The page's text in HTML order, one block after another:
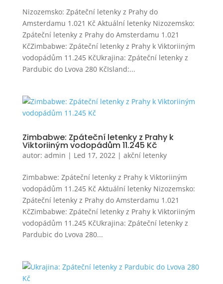
Nizozemsko: Zpáteční letenky z Prahy do
Amsterdamu 1.021 Kč Aktuální letenky Nizozemsko:
Zpáteční letenky z Prahy do Amsterdamu 1.021
KčZimbabwe: Zpáteční letenky z Prahy k Viktoriiným
vodopádům 11.245 KčUkrajina: Zpáteční letenky z
Pardubic do Lvova 280 KčIsland:...
Zimbabwe: Zpáteční letenky z Prahy k
Viktoriiným vodopádům 11.245 Kč
autor: admin | Led 17, 2022| akční letenky
Zimbabwe: Zpáteční letenky z Prahy k Viktoriiným
vodopádům 11.245 Kč Aktuální letenky Nizozemsko:
Zpáteční letenky z Prahy do Amsterdamu 1.021
KčZimbabwe: Zpáteční letenky z Prahy k Viktoriiným
vodopádům 11.245 KčUkrajina: Zpáteční letenky z
Pardubic do Lvova 280...